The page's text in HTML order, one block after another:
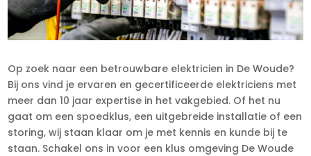
Op zoek naar een betrouwbare elektricien in De Woude?
Bij ons vind je ervaren en gecertificeerde elektriciens met
meer dan 10 jaar expertise in het vakgebied. Of het nu
gaat om een spoedklus, een uitgebreide installatie of een
storing, wij staan klaar om je met kennis en kunde bij te
staan. Schakel ons in voor een klus omgeving De Woude